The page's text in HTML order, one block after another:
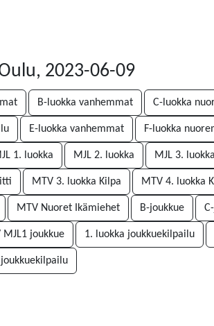
2023-06-09
B-luokka vanhemmat C-luokka
E-luokka vanhemmat F-luokka
1. luokka MJL 2. luokka MJL 3. luokka
MTV 3. luokka Kilpa MTV 4. luokka
MTV Nuoret Ikämiehet B-joukkue
MJL1 joukkue 1. luokka joukkuekilpailu